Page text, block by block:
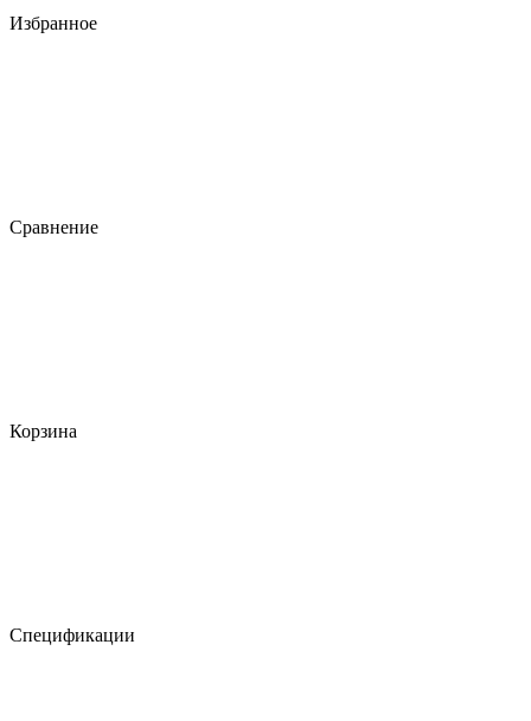
Избранное
Сравнение
Корзина
Спецификации